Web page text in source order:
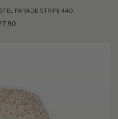
PARADE STRIPE 440